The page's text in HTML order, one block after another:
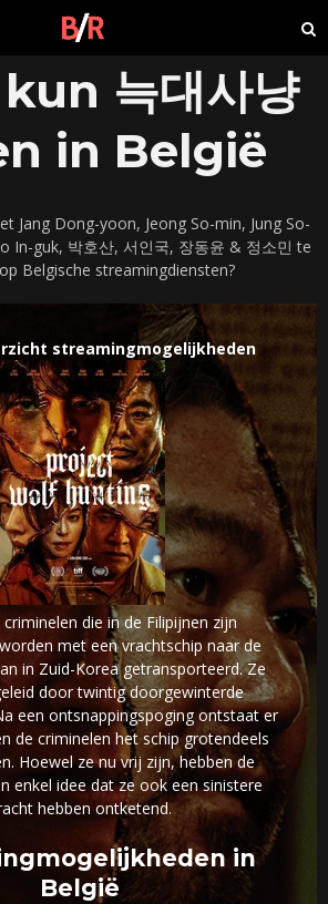
늑대사냥
in België
Jang Dong-yoon, Jeong So-min, Jung So-
In-guk, 박호산, 서인국, 장동윤 & 정소민 te
Belgische streamingdiensten?
streamingmogelijkheden
die in de Filipijnen zijn
met een vrachtschip naar de
in Zuid-Korea getransporteerd. Ze
door twintig doorgewinterde
een ontsnappingspoging ontstaat er
de criminelen het schip grotendeels
Hoewel ze nu vrij zijn, hebben de
enkel idee dat ze ook een sinistere
hebben ontketend.
in
België